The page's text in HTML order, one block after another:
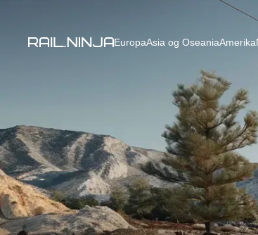
EuropaAsia og OseaniaAmerika